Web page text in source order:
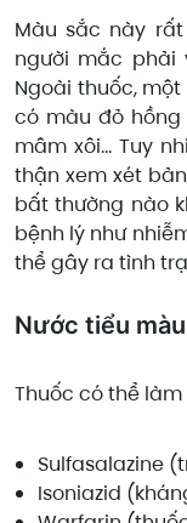
Màu sắc này
người mắc phải
Ngoài thuốc,
có màu đỏ
mâm xôi… Tuy
thận xem xét
bất thường nào
bệnh lý như
thể gây ra tình
Nước tiểu
Thuốc có thể
Sulfasalazine
Isoniazid